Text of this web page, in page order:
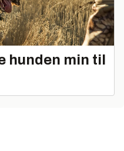
hunden min til